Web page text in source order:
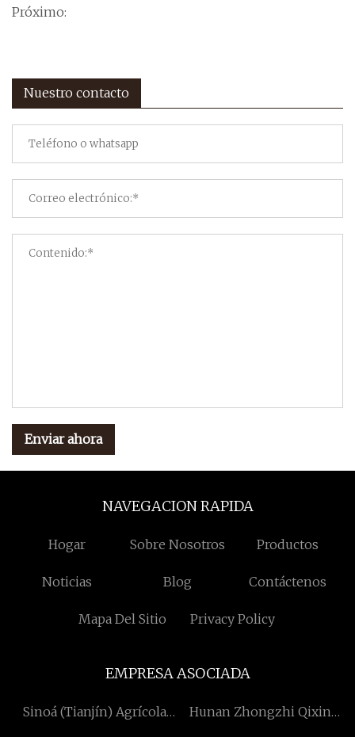
Próximo:
Nuestro contacto
Enviar ahora
NAVEGACION RAPIDA
Hogar Sobre Nosotros Productos
Noticias Blog Contáctenos
Mapa Del Sitio Privacy Policy
EMPRESA ASOCIADA
Sinoá (Tianjín) Agrícola
Hunan Zhongzhi Qixin